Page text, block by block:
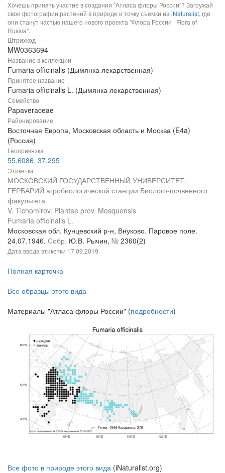
Хочешь принять участие в создании "Атласа флоры России"? Загружай
свои фотографии растений в природе и точку съемки на iNaturalist, где
они станут частью нашего нового проекта "Флора России | Flora of
Russia".
Штрихкод
MW0363694
Название в коллекции
Fumaria officinalis (Дымянка лекарственная)
Принятое название
Fumaria officinalis L. (Дымянка лекарственная)
Семейство
Papaveraceae
Районирование
Восточная Европа, Московская область и Москва (E4a)
(Россия)
Геопривязка
55,6086, 37,295
Этикетка
МОСКОВСКИЙ ГОСУДАРСТВЕННЫЙ УНИВЕРСИТЕТ.
ГЕРБАРИЙ агробиологической станции Биолого-почвенного
факультета
V. Tichomirov. Plantae prov. Mosquensis
Fumaria officinalis L.
Московская обл. Кунцевский р-н, Внуково. Паровое поле.
24.07.1946. Собр. Ю.В. Рычин, № 2360(2)
Дата ввода этикетки 17.09.2019
Полная карточка
Все образцы этого вида
Материалы "Атласа флоры России" (подробности)
Все фото в природе этого вида (iNaturalist.org)